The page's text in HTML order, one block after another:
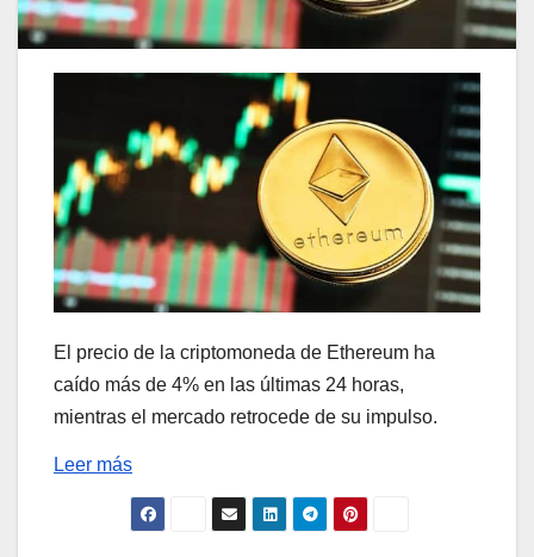
El precio de la criptomoneda de Ethereum ha
caído más de 4% en las últimas 24 horas,
mientras el mercado retrocede de su impulso.
Leer más